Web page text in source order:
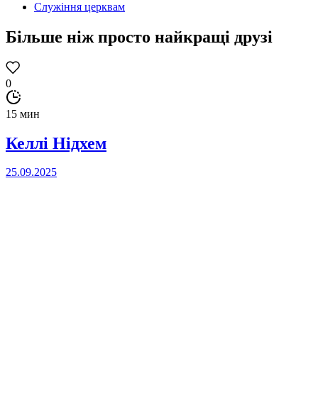
Служіння церквам
Більше ніж просто найкращі друзі
0
15 мин
Келлі Нідхем
25.09.2025